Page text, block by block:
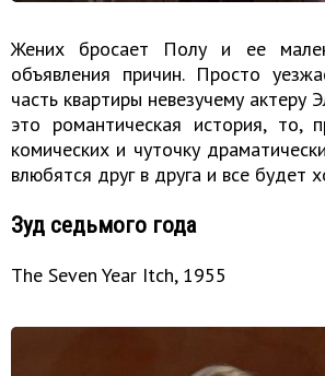
Жених бросает Полу и ее
объявления причин. Просто
часть квартиры невезучему актеру
это романтическая история, то,
комических и чуточку
влюбятся друг в друга и все будет
Зуд седьмого года
The Seven Year Itch, 1955